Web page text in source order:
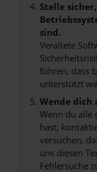
Stelle
sind.
Veraltete
führen, dass
unterstützt
Wende dich
Wenn du alle
hast,
versuchen,
uns diesen
Fehlersuche